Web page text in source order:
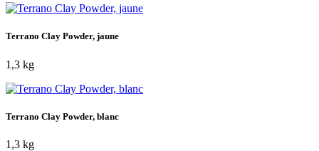
Terrano Clay Powder, jaune
1,3 kg
Terrano Clay Powder, blanc
1,3 kg